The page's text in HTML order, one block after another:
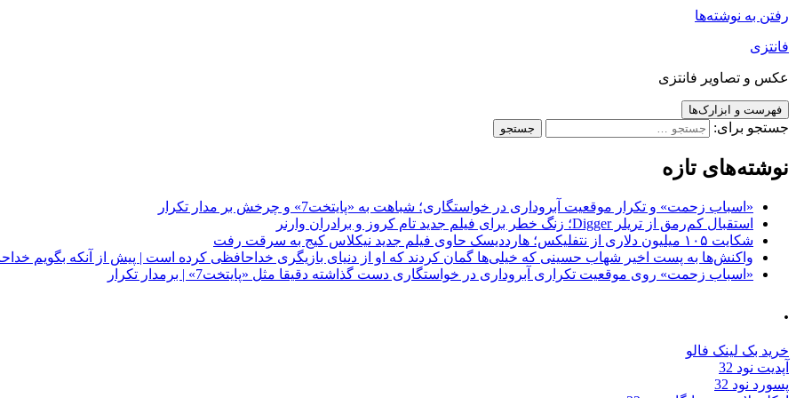
رفتن به نوشته‌ها
فانتزی
عکس و تصاویر فانتزی
فهرست و ابزارک‌ها
جستجو برای:
نوشته‌های تازه
«اسباب زحمت» و تکرار موقعیت آبروداری در خواستگاری؛ شباهت به «پایتخت7» و چرخش بر مدار تکرار
استقبال کم‌رمق از تریلر Digger؛ زنگ خطر برای فیلم جدید تام کروز و برادران وارنر
شکایت ۱۰۵ میلیون دلاری از نتفلیکس؛ هارددیسک حاوی فیلم جدید نیکلاس کیج به سرقت رفت
واکنش‌ها به پست اخیر شهاب حسینی که خیلی‌ها گمان کردند که او از دنیای بازیگری خداحافظی کرده است | پیش از آنکه بگویم
«اسباب زحمت» روی موقعیت تکراری آبروداری در خواستگاری دست گذاشته دقیقا مثل «پایتخت7» | برمدار تکرار
.
خرید بک لینک فالو
آپدیت نود 32
پسورد نود 32